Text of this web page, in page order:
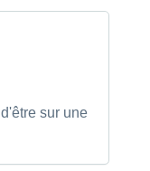
sur une